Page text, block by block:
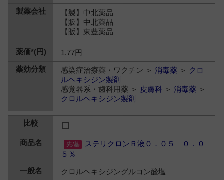
【製】中北薬品
【販】中北薬品
【販】東豊薬品
1.77円
感染症治療薬・ワクチン ＞消毒薬 ＞ クロ
ルヘキシジン製剤
感覚器系・歯科用薬 ＞ 皮膚科 ＞消毒薬 ＞
クロルヘキシジン製剤
ステリクロンＲ液０．０５ ０．０
５％
クロルヘキシジングルコン酸塩